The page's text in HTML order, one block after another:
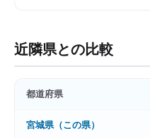
近隣県との比較
都道府県
宮城県（この県）